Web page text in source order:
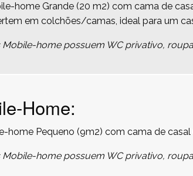
home Grande (20 m2) com cama de
em colchões/camas, ideal para um
Mobile-home possuem WC privativo,
Home:
home Pequeno (9m2) com cama de casal
Mobile-home possuem WC privativo,